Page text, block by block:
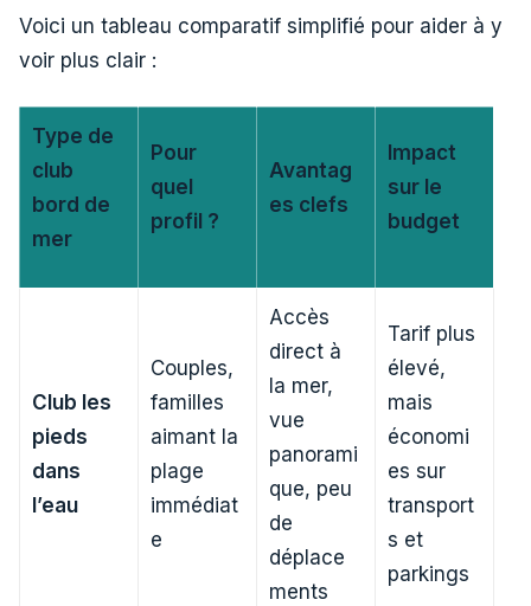
Voici un tableau comparatif simplifié pour aider à y
voir plus clair :
Type de
club
bord de
mer
Pour
quel
profil ?
Avantag
es clefs
Impact
sur le
budget
Club les
pieds
dans
l’eau
Couples,
familles
aimant la
plage
immédiat
e
Accès
direct à
la mer,
vue
panorami
que, peu
de
déplace
ments
Tarif plus
élevé,
mais
économi
es sur
transport
s et
parkings